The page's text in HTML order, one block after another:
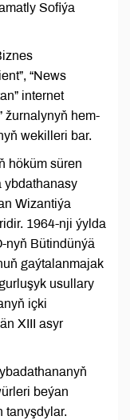
Sofiýa
“News
internet
žurnalynyň hem-
wekilleri bar.
höküm süren
ybdathanasy
Wizantiýa
1964-nji ýylda
nyň Bütindünýä
gaýtalanmajak
usullary
içki
XIII asyr
beýan
tanyşdylar.